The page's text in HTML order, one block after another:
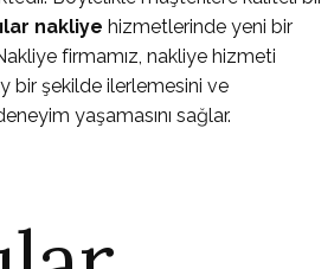
nakliye hizmetlerinde yeni bir
firmamız, nakliye hizmeti
bir şekilde ilerlemesini ve
yaşamasını sağlar.